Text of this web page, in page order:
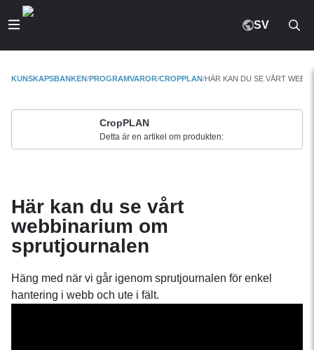
SV
KUNSKAPSBANKEN PROGRAMVAROR CROPPLAN HÄR KAN DU SE VÅRT
CropPLAN
Detta är en artikel om produkten:
Här kan du se vårt
webbinarium om
sprutjournalen
Häng med när vi går igenom sprutjournalen för enkel
hantering i webb och ute i fält.